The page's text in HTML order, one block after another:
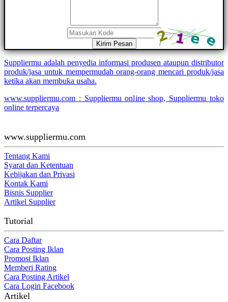
Kirim Pesan
Suppliermu adalah penyedia informasi produsen ataupun distributor
produk/jasa untuk mempermudah orang-orang mencari produk/jasa
ketika akan membuka usaha.
www.suppliermu.com : Suppliermu online shop, Suppliermu toko
online terpercaya
www.suppliermu.com
Tentang Kami
Syarat dan Ketentuan
Kebijakan dan Privasi
Kontak Kami
Bisnis Supplier
Artikel Supplier
Tutorial
Cara Daftar
Cara Posting Iklan
Promosi Iklan
Memberi Rating
Cara Posting Artikel
Cara Login Facebook
Artikel